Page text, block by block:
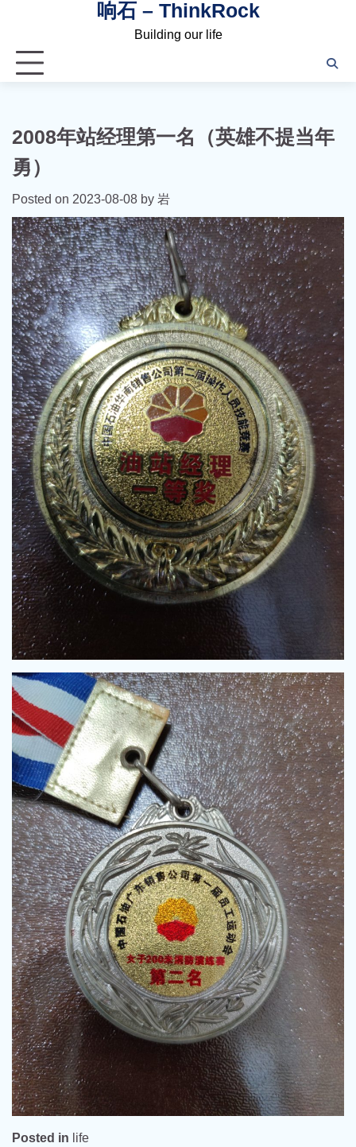
响石 – ThinkRock
Building our life
2008年站经理第一名（英雄不提当年
勇）
Posted on 2023-08-08 by 岩
Posted in life